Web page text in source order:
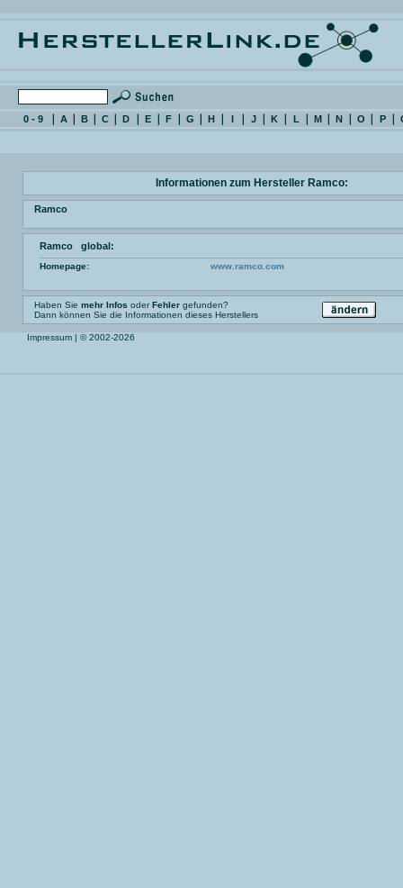
0 - 9 A B C D E F G H I J K L M N O P
Informationen zum Hersteller Ramco:
Ramco
Ramco global:
Homepage: www.ramco.com
Haben Sie mehr Infos oderFehler gefunden?
Dann können Sie die Informationen dieses Herstellers
Impressum | © 2002-2026